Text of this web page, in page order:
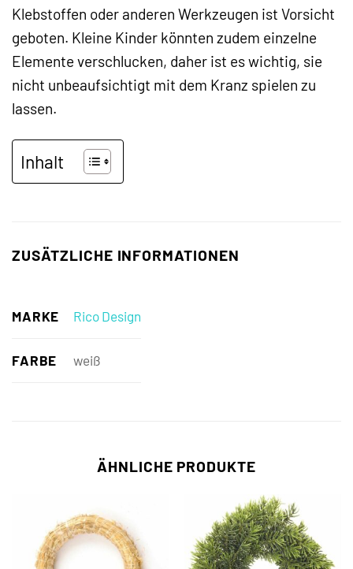
Klebstoffen oder anderen Werkzeugen ist Vorsicht
geboten. Kleine Kinder könnten zudem einzelne
Elemente verschlucken, daher ist es wichtig, sie
nicht unbeaufsichtigt mit dem Kranz spielen zu
lassen.
Inhalt
ZUSÄTZLICHE INFORMATIONEN
MARKE Rico Design
FARBE weiß
ÄHNLICHE PRODUKTE